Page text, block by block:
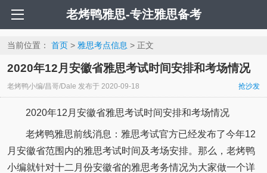
老烤鸭雅思-专注雅思备考
当前位置： 首页> 雅思考点信息 > 正文
2020年12月安徽省雅思考试时间安排和考场情况
老烤鸭小编/昌哥/Dale 发布于 2020-09-18 抢沙发
2020年12月安徽省雅思考试时间安排和考场情况
老烤鸭雅思前线消息：雅思考试官方已经发布了今年12
月安徽省范围内的雅思考试时间及考场安排。那么，老烤鸭
小编就针对十二月份安徽省的雅思考务情况为大家做一个详